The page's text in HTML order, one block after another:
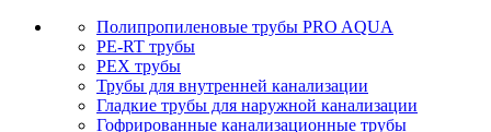
Полипропиленовые трубы PRO AQUA
PE-RT трубы
PEX трубы
Трубы для внутренней канализации
Гладкие трубы для наружной канализации
Гофрированные канализационные трубы